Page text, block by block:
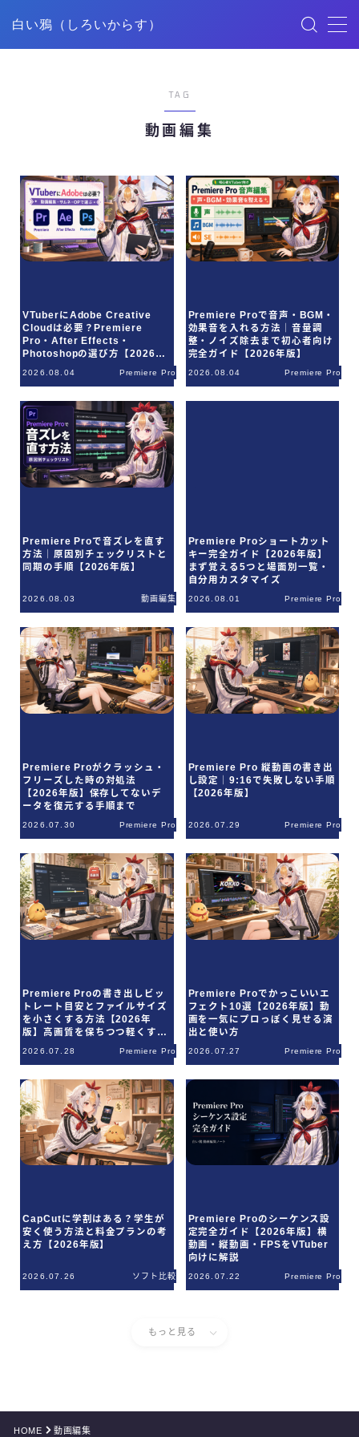
白い鴉（しろいからす）
ごあいさつ
映像制作
YouTube
ご利用規約
Q＆A
お問合せ
TAG
動画編集
VTuberにAdobe Creative
Cloudは必要？Premiere
Pro・After Effects・
Photoshopの選び方【2026年
2026.08.04 Premiere Pro
Premiere Proで音声・BGM・
効果音を入れる方法｜音量調
整・ノイズ除去まで初心者向け
完全ガイド【2026年版】
2026.08.04 Premiere Pro
Premiere Proで音ズレを直す
方法｜原因別チェックリストと
同期の手順【2026年版】
2026.08.03 動画編集
Premiere Proショートカット
キー完全ガイド【2026年版】
まず覚える5つと場面別一覧・
自分用カスタマイズ
2026.08.01 Premiere Pro
Premiere Proがクラッシュ・
フリーズした時の対処法
【2026年版】保存してないデ
ータを復元する手順まで
2026.07.30 Premiere Pro
Premiere Pro 縦動画の書き出
し設定｜9:16で失敗しない手順
【2026年版】
2026.07.29 Premiere Pro
Premiere Proの書き出しビッ
トレート目安とファイルサイズ
を小さくする方法【2026年
版】高画質を保ちつつ軽くする
2026.07.28 Premiere Pro
Premiere Proでかっこいいエ
フェクト10選【2026年版】動
画を一気にプロっぽく見せる演
出と使い方
2026.07.27 Premiere Pro
CapCutに学割はある？学生が
安く使う方法と料金プランの考
え方【2026年版】
2026.07.26 ソフト比較
Premiere Proのシーケンス設
定完全ガイド【2026年版】横
動画・縦動画・FPSをVTuber
向けに解説
2026.07.22 Premiere Pro
もっと見る
HOME 動画編集